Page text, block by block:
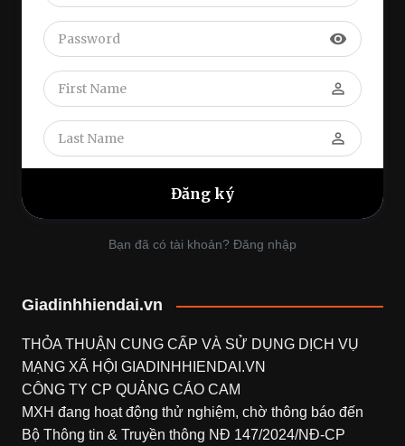
visibility
perm_identity
perm_identity
Bạn đã có tài khoản? Đăng nhập
Giadinhhiendai.vn
THỎA THUẬN CUNG CẤP VÀ SỬ DỤNG DỊCH VỤ
MẠNG XÃ HỘI GIADINHHIENDAI.VN
CÔNG TY CP QUẢNG CÁO CAM
MXH đang hoạt động thử nghiệm, chờ thông báo đến
Bộ Thông tin & Truyền thông NĐ 147/2024/NĐ-CP